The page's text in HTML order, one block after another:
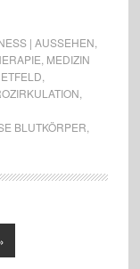
| AUSSEHEN
MEDIZIN
BLUTKÖRPER